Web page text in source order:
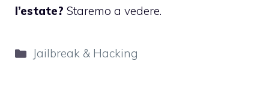
l’estate? Staremo a vedere.
Categorie
Jailbreak & Hacking